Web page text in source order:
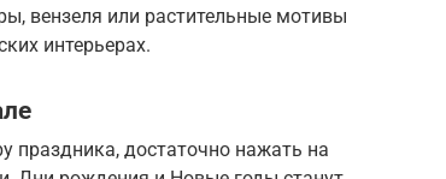
вензеля или растительные мотивы
интерьерах.
праздника, достаточно нажать на